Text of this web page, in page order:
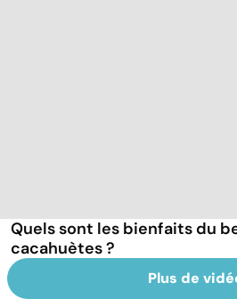
Quels sont les bienfaits du
cacahuètes ?
Plus de